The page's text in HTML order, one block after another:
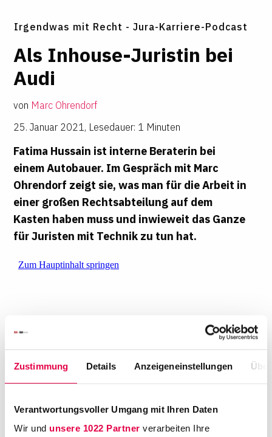
Zustimmung Details Anzeigeneinstellungen
Verantwortungsvoller Umgang mit Ihren Daten
Wir und unsere 1022 Partner verarbeiten Ihre
Irgendwas mit Recht - Jura-Karriere-Podcast
Als Inhouse-Juristin bei
Audi
von Marc Ohrendorf
25. Januar 2021, Lesedauer: 1 Minuten
Fatima Hussain ist interne Beraterin bei
einem Autobauer. Im Gespräch mit Marc
Ohrendorf zeigt sie, was man für die Arbeit in
einer großen Rechtsabteilung auf dem
Kasten haben muss und inwieweit das Ganze
für Juristen mit Technik zu tun hat.
"Ein Studium als Programmierer ist nicht
zwingend notwendig, um mit Legal Tech
umzugehen. Solange man ein offenes Mindset